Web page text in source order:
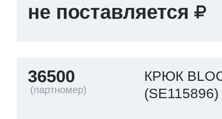
не поставляется
36500
КРЮК
(SE115896)